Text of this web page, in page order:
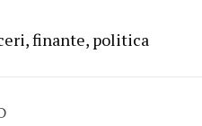
finante, politica